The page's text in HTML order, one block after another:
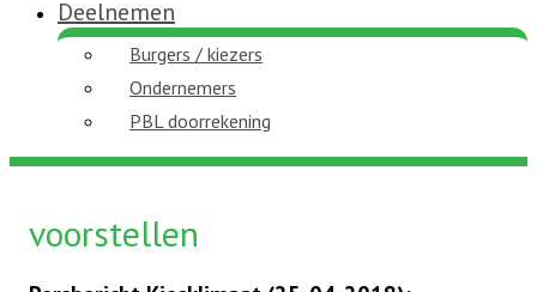
Deelnemen
Burgers / kiezers
Ondernemers
PBL doorrekening
voorstellen